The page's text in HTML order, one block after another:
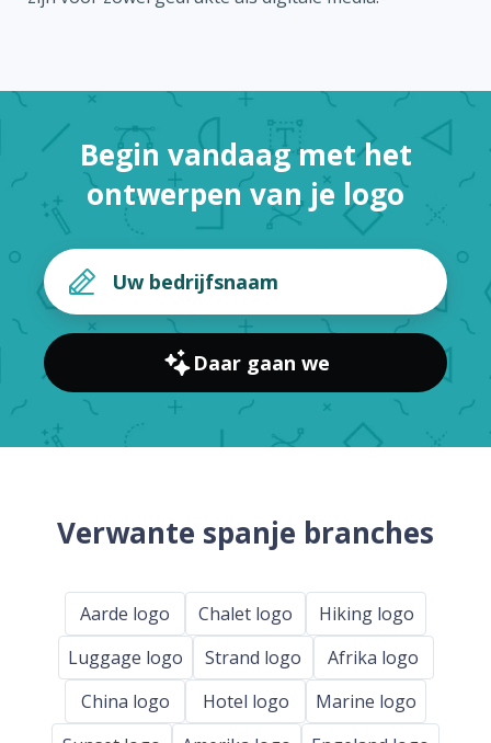
Begin vandaag met het
ontwerpen van je logo
Daar gaan we
Verwante spanje branches
Aarde logo Chalet logo
Hiking logo
Luggage logo
Strand logo
Afrika logo
China logo
Hotel logo
Marine logo